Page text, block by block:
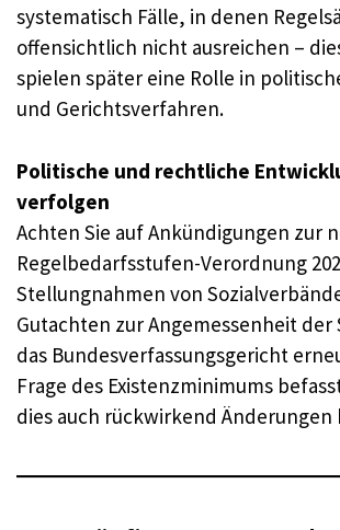
systematisch Fälle, in denen
offensichtlich nicht ausreichen –
spielen später eine Rolle in
und Gerichtsverfahren.
Politische und rechtliche
verfolgen
Achten Sie auf Ankündigungen zur
Regelbedarfsstufen-Verordnung
Stellungnahmen von
Gutachten zur Angemessenheit der
das Bundesverfassungsgericht
Frage des Existenzminimums
dies auch rückwirkend Änderungen